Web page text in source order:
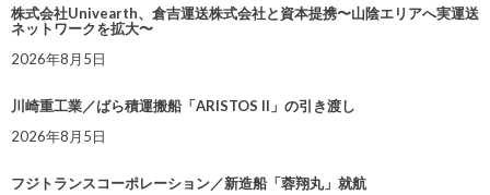
株式会社Univearth、倉吉運送株式会社と資本提携〜山陰エリアへ実運送
ネットワークを拡大〜
2026年8月5日
川崎重工業／ばら積運搬船「ARISTOS II」の引き渡し
2026年8月5日
フジトランスコーポレーション／新造船「蓉翔丸」就航